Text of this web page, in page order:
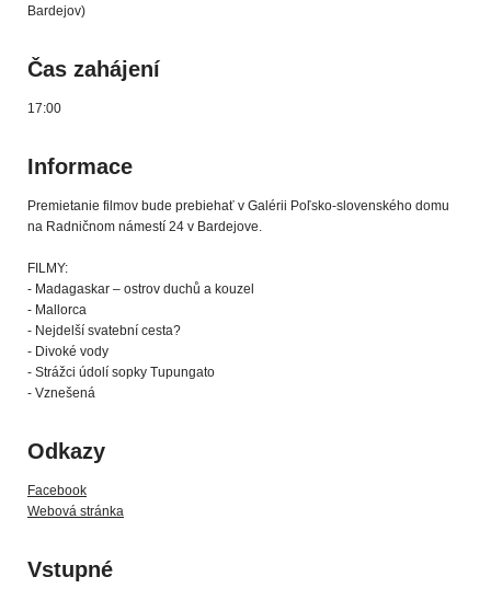
Bardejov)
Čas zahájení
17:00
Informace
Premietanie filmov bude prebiehať v Galérii Poľsko-slovenského domu
na Radničnom námestí 24 v Bardejove.
FILMY:
- Madagaskar – ostrov duchů a kouzel
- Mallorca
- Nejdelší svatební cesta?
- Divoké vody
- Strážci údolí sopky Tupungato
- Vznešená
Odkazy
Facebook
Webová stránka
Vstupné